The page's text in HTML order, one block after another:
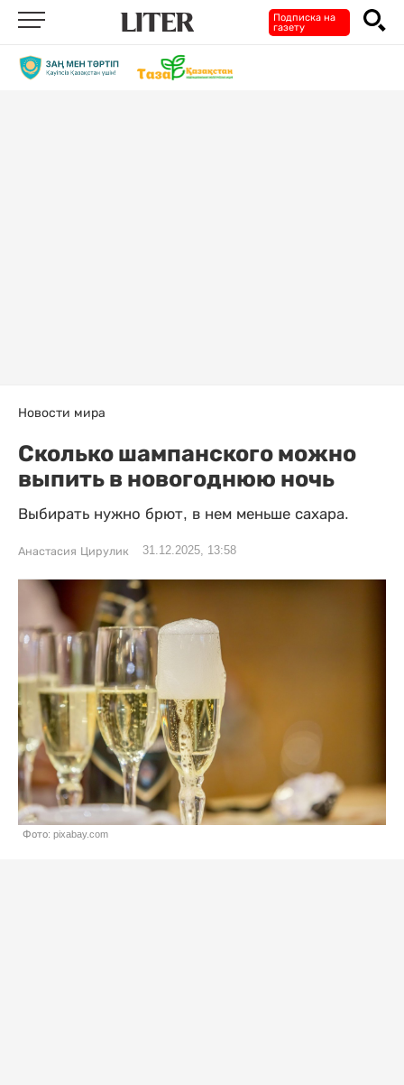
Подписка на
газету
Новости мира
Сколько шампанского можно
выпить в новогоднюю ночь
Выбирать нужно брют, в нем меньше сахара.
Анастасия Цирулик 31.12.2025, 13:58
Фото: pixabay.com